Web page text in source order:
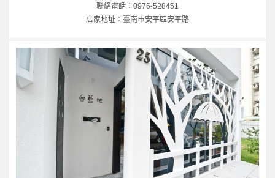
聯絡電話：0976-528451
店家地址：臺南市安平區安平路